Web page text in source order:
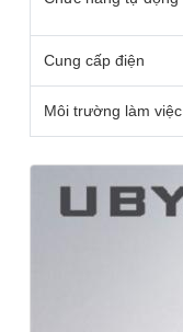
Cung cấp điện
Môi trường làm việc